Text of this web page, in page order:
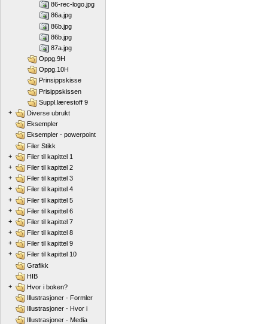
86-rec-logo.jpg
86a.jpg
86b.jpg
86b.jpg
87a.jpg
Oppg.9H
Oppg.10H
Prinsippskisse
Prisippskissen
Suppl.lærestoff 9
+
Diverse ubrukt
Eksempler
Eksempler - powerpoint
Filer Stikk
+
Filer til kapittel 1
+
Filer til kapittel 2
+
Filer til kapittel 3
+
Filer til kapittel 4
+
Filer til kapittel 5
+
Filer til kapittel 6
+
Filer til kapittel 7
+
Filer til kapittel 8
+
Filer til kapittel 9
+
Filer til kapittel 10
Grafikk
HIB
+
Hvor i boken?
Illustrasjoner - Formler
Illustrasjoner - Hvor i
Illustrasjoner - Media